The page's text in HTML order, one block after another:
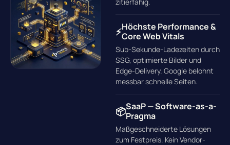
⚡Höchste Performance &
Core Web Vitals
Sub-Sekunde-Ladezeiten durch
SSG, optimierte Bilder und
Edge-Delivery. Google belohnt
messbar schnelle Seiten.
📦SaaP — Software-as-a-
Pragma
Maßgeschneiderte Lösungen
zum Festpreis. Kein Vendor-